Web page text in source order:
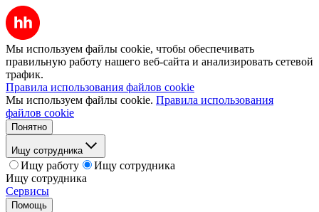
Мы используем файлы cookie, чтобы обеспечивать
правильную работу нашего веб-сайта и анализировать сетевой
трафик.
Правила использования файлов cookie
Мы используем файлы cookie. Правила использования
файлов cookie
Понятно
Ищу сотрудника
Ищу работу
Ищу сотрудника
Ищу сотрудника
Сервисы
Помощь